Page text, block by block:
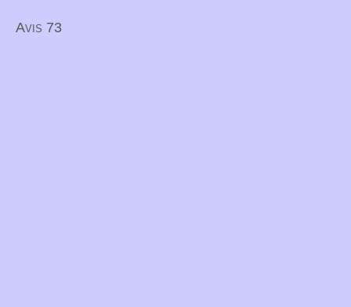
Avis 73